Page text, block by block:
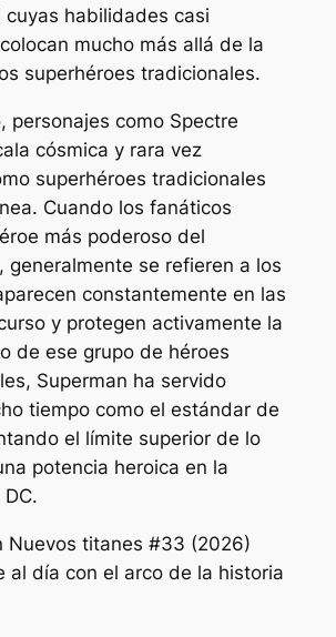
cuyas habilidades casi
mucho más allá de la
superhéroes tradicionales.
personajes como Spectre
cósmica y rara vez
superhéroes tradicionales
Cuando los fanáticos
más poderoso del
generalmente se refieren a los
constantemente en las
y protegen activamente la
de ese grupo de héroes
Superman ha servido
tiempo como el estándar de
el límite superior de lo
potencia heroica en la
Nuevos titanes #33 (2026)
al día con el arco de la historia